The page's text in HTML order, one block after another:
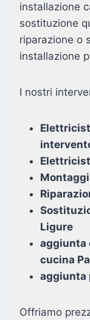
installazione
sostituzione
riparazione o
installazione
I nostri
Ligure
aggiunta
cucina
aggiunta
Offriamo